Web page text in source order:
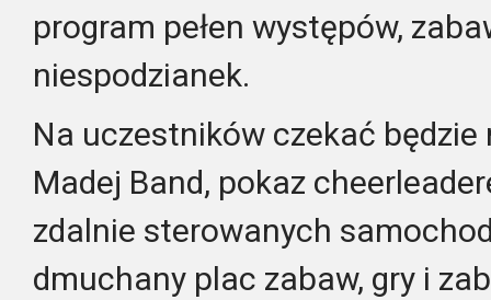
program pełen występów,
niespodzianek.
Na uczestników czekać będzie
Madej Band, pokaz
zdalnie sterowanych
dmuchany plac zabaw, gry i